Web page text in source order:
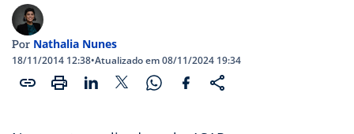
Por Nathalia Nunes
18/11/2014 12:38•Atualizado em 08/11/2024 19:34